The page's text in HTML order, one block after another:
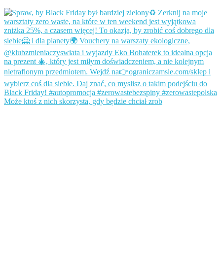
Może ktoś z nich skorzysta, gdy będzie chciał zrob